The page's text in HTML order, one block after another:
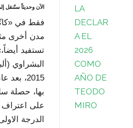
الآن وحديثاً ستُنقل
فقط في
مدن أخرى
تستفيد
البشراوي
2015،
بها، حصلة
على
الدرجة
LA
DECLAR
A EL
2026
COMO
AÑO DE
TEODO
MIRO